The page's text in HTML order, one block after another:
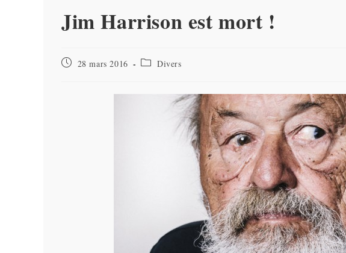
Jim Harrison est mort !
Publication
28 mars 2016
Post Divers